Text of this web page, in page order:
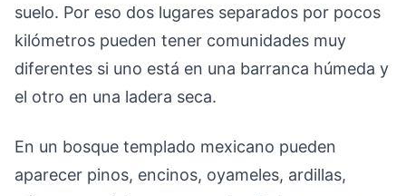
suelo. Por eso dos lugares separados por pocos
kilómetros pueden tener comunidades muy
diferentes si uno está en una barranca húmeda y
el otro en una ladera seca.
En un bosque templado mexicano pueden
aparecer pinos, encinos, oyameles, ardillas,